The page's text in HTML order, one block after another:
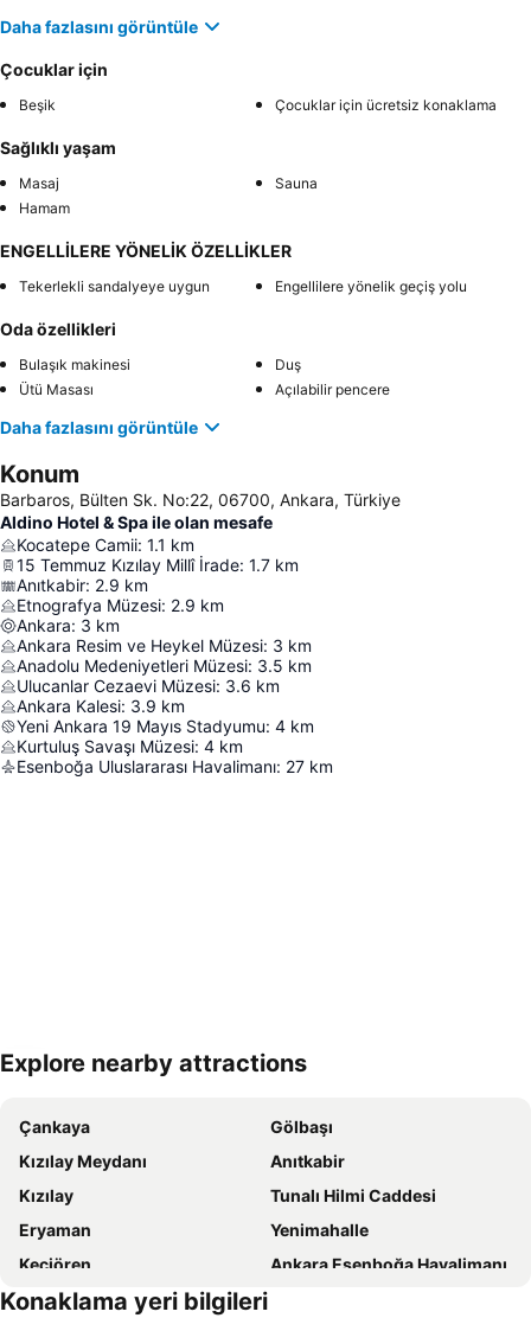
Daha fazlasını görüntüle
Çocuklar için
Beşik Çocuklar için ücretsiz konaklama
Sağlıklı yaşam
Masaj
Sauna
Hamam
ENGELLİLERE YÖNELİK ÖZELLİKLER
Tekerlekli sandalyeye uygun Engellilere yönelik geçiş yolu
Oda özellikleri
Bulaşık makinesi
Duş
Ütü Masası
Açılabilir pencere
Daha fazlasını görüntüle
Konum
Barbaros, Bülten Sk. No:22, 06700, Ankara, Türkiye
Aldino Hotel & Spa ile olan mesafe
Kocatepe Camii: 1.1 km
15 Temmuz Kızılay Millî İrade: 1.7 km
Anıtkabir: 2.9 km
Etnografya Müzesi: 2.9 km
Ankara: 3 km
Ankara Resim ve Heykel Müzesi: 3 km
Anadolu Medeniyetleri Müzesi: 3.5 km
Ulucanlar Cezaevi Müzesi: 3.6 km
Ankara Kalesi: 3.9 km
Yeni Ankara 19 Mayıs Stadyumu: 4 km
Kurtuluş Savaşı Müzesi: 4 km
Esenboğa Uluslararası Havalimanı: 27 km
Haritayı genişlet
Explore nearby attractions
Çankaya
Gölbaşı
Kızılay Meydanı
Anıtkabir
Kızılay
Tunalı Hilmi Caddesi
Eryaman
Yenimahalle
Keçiören
Ankara Esenboğa Havalimanı
AŞTİ Ankara Otobüs Terminali
Konaklama yeri bilgileri